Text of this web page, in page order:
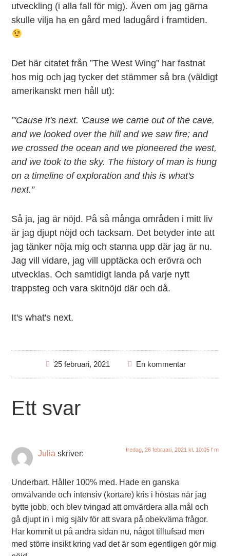
utveckling (i alla fall för mig). Även om jag gärna
skulle vilja ha en gård med ladugård i framtiden.
Det här citatet från ”The West Wing” har fastnat
hos mig och jag tycker det stämmer så bra (väldigt
amerikanskt men håll ut):
”'Cause it's next. 'Cause we came out of the cave,
and we looked over the hill and we saw fire; and
we crossed the ocean and we pioneered the west,
and we took to the sky. The history of man is hung
on a timeline of exploration and this is what's
next.”
Så ja, jag är nöjd. På så många områden i mitt liv
är jag djupt nöjd och tacksam. Det betyder inte att
jag tänker nöja mig och stanna upp där jag är nu.
Jag vill vidare, jag vill upptäcka och erövra och
utvecklas. Och samtidigt landa på varje nytt
trappsteg och vara skitnöjd där och då.
It's what's next.
25 februari, 2021 En kommentar
Ett svar
Julia skriver: fredag, 26 februari, 2021 kl. 10:05 f m
Underbart. Håller 100% med. Hade en ganska
omvälvande och intensiv (kortare) kris i höstas när jag
bytte jobb, och blev tvingad att omvärdera alla mål och
gå djupt in i mig själv för att svara på obekväma frågor.
Har kommit ut på andra sidan nu, något tilltufsad men
med större insikt kring vad det är som egentligen gör mig